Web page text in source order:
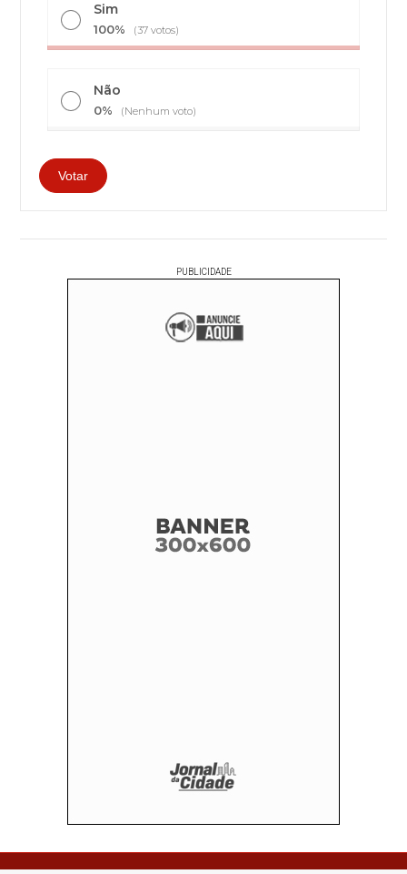
Sim
100% (37 votos)
Não
0% (Nenhum voto)
PUBLICIDADE